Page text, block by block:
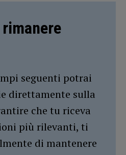
seguenti potrai
direttamente sulla
che tu riceva
più rilevanti, ti
di mantenere